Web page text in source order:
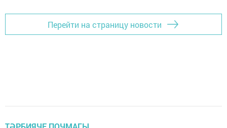
Перейти на страницу новости